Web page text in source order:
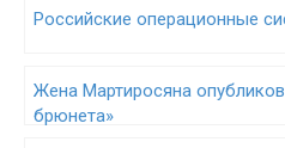
Российские операционные
Жена Мартиросяна
брюнета»